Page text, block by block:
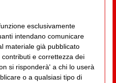
esclusivamente
intendano comunicare
materiale già pubblicato
e correttezza dei
si risponderà' a chi lo userà
o a qualsiasi tipo di